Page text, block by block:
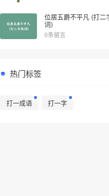
位居五爵不平凡 (打二
词)
0条留言
热门标签
打一成语 打一字